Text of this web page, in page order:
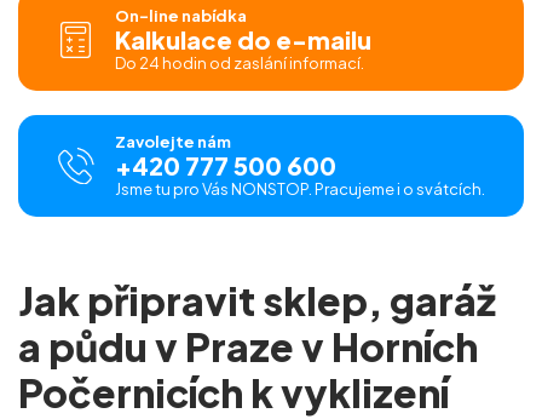
On-line nabídka
Kalkulace do e-mailu
Do 24 hodin od zaslání informací.
Zavolejte nám
+420 777 500 600
Jsme tu pro Vás NONSTOP. Pracujeme i o svátcích.
Jak připravit sklep, garáž
a půdu v Praze v Horních
Počernicích k vyklizení